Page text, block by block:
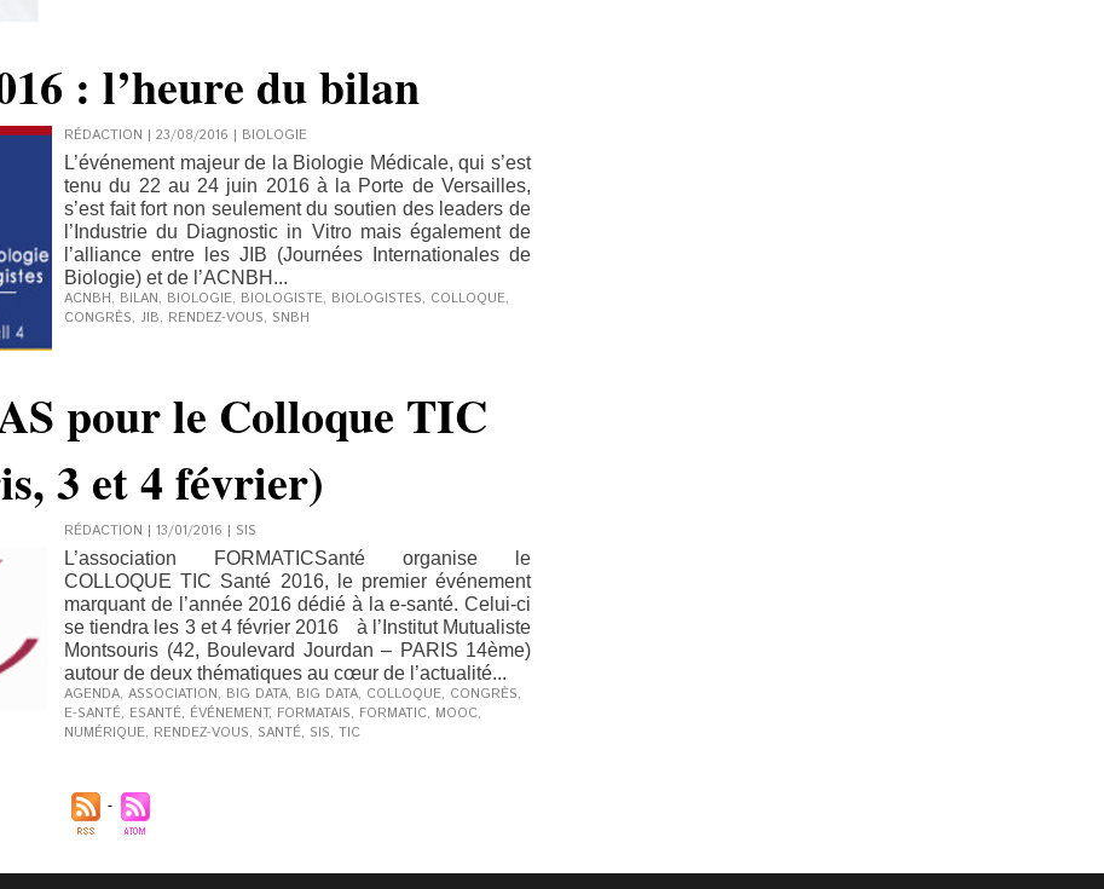
: l’heure du bilan
RÉDACTION | 23/08/2016 | BIOLOGIE
L’événement majeur de la Biologie Médicale, qui s’est
tenu du 22 au 24 juin 2016 à la Porte de Versailles,
s’est fait fort non seulement du soutien des leaders de
l’Industrie du Diagnostic in Vitro mais également de
l’alliance entre les JIB (Journées Internationales de
Biologie) et de l’ACNBH...
ACNBH, BILAN, BIOLOGIE, BIOLOGISTE, BIOLOGISTES, COLLOQUE,
CONGRÈS, JIB, RENDEZ-VOUS, SNBH
pour le Colloque TIC
3 et 4 février)
RÉDACTION | 13/01/2016 | SIS
L’association FORMATICSanté organise le
COLLOQUE TIC Santé 2016, le premier événement
marquant de l’année 2016 dédié à la e-santé. Celui-ci
se tiendra les 3 et 4 février 2016 à l’Institut Mutualiste
Montsouris (42, Boulevard Jourdan – PARIS 14ème)
autour de deux thématiques au cœur de l’actualité...
AGENDA, ASSOCIATION, BIG DATA, BIG DATA, COLLOQUE, CONGRÈS,
E-SANTÉ, ESANTÉ, ÉVÉNEMENT, FORMATAIS, FORMATIC, MOOC,
NUMÉRIQUE, RENDEZ-VOUS, SANTÉ, SIS, TIC